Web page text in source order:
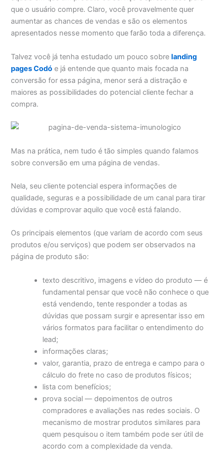
que o usuário compre. Claro, você provavelmente quer
aumentar as chances de vendas e são os elementos
apresentados nesse momento que farão toda a diferença.
Talvez você já tenha estudado um pouco sobrelanding
pages Codó e já entende que quanto mais focada na
conversão for essa página, menor será a distração e
maiores as possibilidades do potencial cliente fechar a
compra.
Mas na prática, nem tudo é tão simples quando falamos
sobre conversão em uma página de vendas.
Nela, seu cliente potencial espera informações de
qualidade, seguras e a possibilidade de um canal para tirar
dúvidas e comprovar aquilo que você está falando.
Os principais elementos (que variam de acordo com seus
produtos e/ou serviços) que podem ser observados na
página de produto são:
texto descritivo, imagens e vídeo do produto — é
fundamental pensar que você não conhece o que
está vendendo, tente responder a todas as
dúvidas que possam surgir e apresentar isso em
vários formatos para facilitar o entendimento do
lead;
informações claras;
valor, garantia, prazo de entrega e campo para o
cálculo do frete no caso de produtos físicos;
lista com benefícios;
prova social — depoimentos de outros
compradores e avaliações nas redes sociais. O
mecanismo de mostrar produtos similares para
quem pesquisou o item também pode ser útil de
acordo com a complexidade da venda.